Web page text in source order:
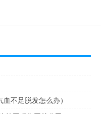
不足脱发怎么办）